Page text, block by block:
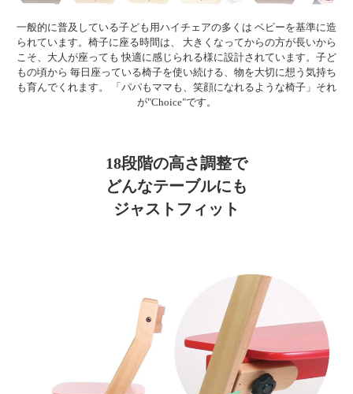
一般的に普及している子ども用ハイチェアの多くは ベビーを基準に造
られています。椅子に座る時間は、 大きくなってからの方が長いから
こそ、大人が座っても 快適に感じられる様に設計されています。子ど
もの頃から 毎日座っている椅子を使い続ける、物を大切に想う気持ち
も育んでくれます。 「パパもママも、笑顔になれるような椅子」それ
が"Choice"です。
18段階の高さ調整で
どんなテーブルにも
ジャストフィット